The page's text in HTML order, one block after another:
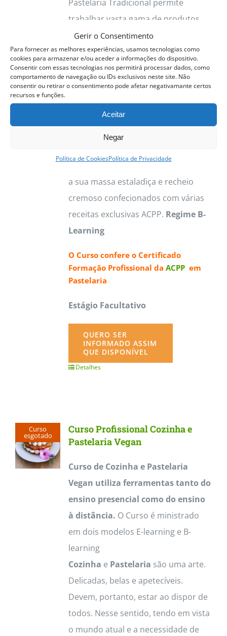
Gerir o Consentimento
Para fornecer as melhores experiências, usamos tecnologias como
cookies para armazenar e/ou aceder a informações do dispositivo.
Consentir com essas tecnologias nos permitirá processar dados, como
comportamento de navegação ou IDs exclusivos neste site. Não
consentir ou retirar o consentimento pode afetar negativamante certos
recursos e funções.
Aceitar
Negar
Política de CookiesPolítica de Privacidade
on
the
product
page
Pastelaria Tradicional permite
trabalhar vasta gama de produtos.
Destacamos os Pastéis de Nata, com
a sua massa estaladiça e recheio
cremoso confecionados com várias
receitas exclusivas ACPP. Vamos
trabalhar as principais sobremesas
tradicionais típicas e deliciosas.
Cremes Bases, Tartes, Mouses,
Destacamos os Pastéis de Nata, com
a sua massa estaladiça e recheio
cremoso confecionados com várias
receitas exclusivas ACPP. Regime B-
Learning
O Curso confere o Certificado
Formação Profissional da ACPPem
Pastelaria
Estágio Facultativo
QUERO SER
INFORMADO ASSIM
QUE DISPONÍVEL
Detalhes
Curso
esgotado
Curso Profissional Cozinha e
Pastelaria Vegan
Curso de Cozinha e Pastelaria
Vegan utiliza ferramentas tanto do
ensino presencial como do ensino
à distância. O Curso é ministrado
em dois modelos E-learning e B-
learning
Cozinha e Pastelaria são uma arte.
Delicadas, belas e apetecíveis.
Devem, portanto, estar ao dispor de
todos. Nesse sentido, tendo em vista
o mundo atual e a necessidade de